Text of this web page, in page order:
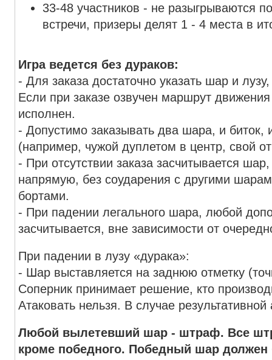
33-48 участников - не разыгрываются
встречи, призеры делят 1 - 4 места в
Игра ведется без дураков:
- Для заказа достаточно указать шар и
Если при заказе озвучен маршрут
исполнен.
- Допустимо заказывать два шара, и
(например, чужой дуплетом в центр, свой
- При отсутствии заказа засчитывается
напрямую, без соударения с другими
бортами.
- При падении легального шара, любой
засчитывается, вне зависимости от
При падении в лузу «дурака»:
- Шар выставляется на заднюю отметку
Соперник принимает решение, кто
Атаковать нельзя. В случае
Любой вылетевший шар - штраф. Все
кроме победного. Победный шар должен